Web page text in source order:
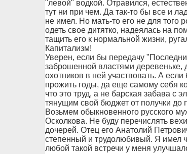
"левой" водкой. Отравился,
тут ни при чем. Да так-то бы все и
не имел. Но мать-то его не для
одеть свое дитятко, надеялась на
тащить его к нормальной жизни,
Капитализм!
Уверен, если бы передачу
заброшенной властями
охотников в ней участвовать. А
прожить годы, да еще самому себя
что это труд, а не барская забава с
тянущим свой бюджет от получки до
Возьмем обыкновенного русского
Осколкова. Не буду перечислять
дочерей. Отец его Анатолий
степенный и трудолюбивый. Я имел
любой такой встречи у меня